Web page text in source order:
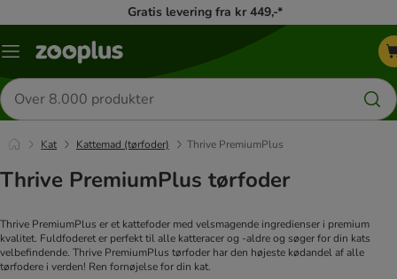
Gratis levering fra kr 449,-*
Menu
Søg
efter
produkter
Kat Kattemad (tørfoder) Thrive PremiumPlus
Thrive PremiumPlus tørfoder
Thrive PremiumPlus er et kattefoder med velsmagende ingredienser i premium
kvalitet. Fuldfoderet er perfekt til alle katteracer og -aldre og søger for din kats
velbefindende. Thrive PremiumPlus tørfoder har den højeste kødandel af alle
tørfodere i verden! Ren fornøjelse for din kat.